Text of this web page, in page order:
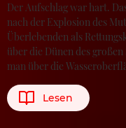
Der Aufschlag war hart.
nach der Explosion des
Überlebenden als
über die Dünen des
man über die
Lesen